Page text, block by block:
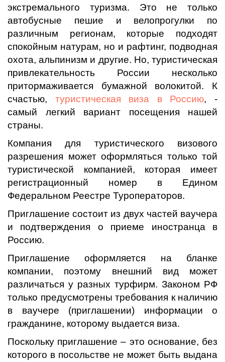
экстремального туризма. Это не только
автобусные пешие и велопрогулки по
различным регионам, которые подходят
спокойным натурам, но и рафтинг, подводная
охота, альпинизм и другие. Но, туристическая
привлекательность России несколько
притормаживается бумажной волокитой. К
счастью, туристическая виза в Россию, -
самый легкий вариант посещения нашей
страны.
Компания для туристического визового
разрешения может оформляться только той
туристической компанией, которая имеет
регистрационный номер в Едином
Федеральном Реестре Туроператоров.
Приглашение состоит из двух частей ваучера
и подтверждения о приеме иностранца в
Россию.
Приглашение оформляется на бланке
компании, поэтому внешний вид может
различаться у разных турфирм. Законом РФ
только предусмотрены требования к наличию
в ваучере (приглашении) информации о
гражданине, которому выдается виза.
Поскольку приглашение – это основание, без
которого в посольстве не может быть выдана